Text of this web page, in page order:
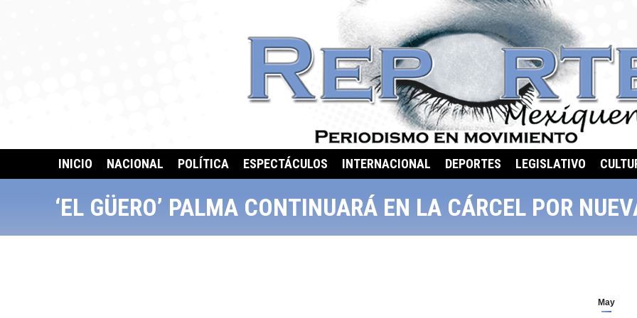
INICIO NACIONAL POLÍTICA ESPECTÁCULOS INTERNACIONAL DEPORTES LEGISLATIVO
‘EL GÜERO’ PALMA CONTINUARÁ EN LA CÁRCEL POR
May